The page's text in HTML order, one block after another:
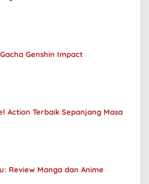
Genshin Impact
Action Terbaik Sepanjang Masa
Review Manga dan Anime